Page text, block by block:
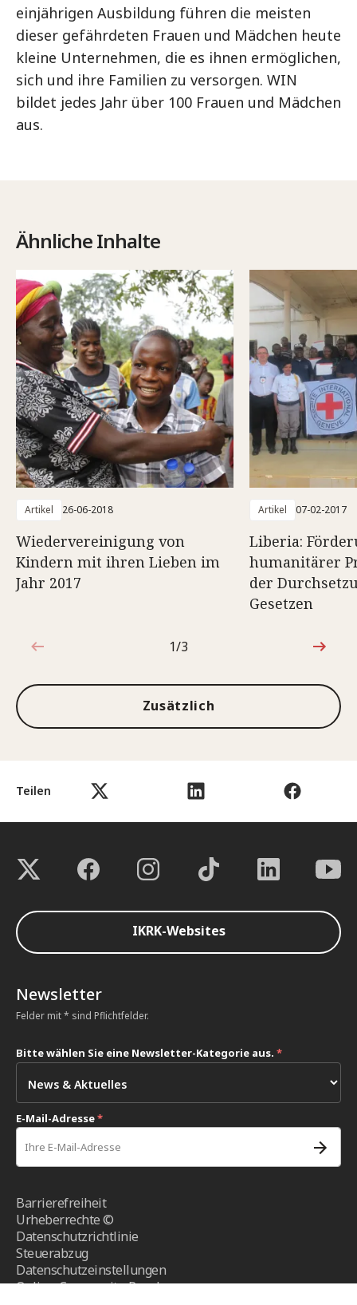
Teilen
einjährigen Ausbildung führen die meisten
dieser gefährdeten Frauen und Mädchen heute
kleine Unternehmen, die es ihnen ermöglichen,
sich und ihre Familien zu versorgen. WIN
bildet jedes Jahr über 100 Frauen und Mädchen
aus.
Ähnliche Inhalte
Artikel 26-06-2018
Wiedervereinigung von
Kindern mit ihren Lieben im
Jahr 2017
Artikel 07-02-2017
Liberia:
humanitärer
der
Gesetzen
1von3
1/3
Zusätzlich
IKRK-Websites
Newsletter
Felder mit * sind Pflichtfelder.
Bitte wählen Sie eine Newsletter-Kategorie aus. *
E-Mail-Adresse*
Barrierefreiheit
Urheberrechte ©
Datenschutzrichtlinie
Steuerabzug
Datenschutzeinstellungen
Online-Community-Regeln